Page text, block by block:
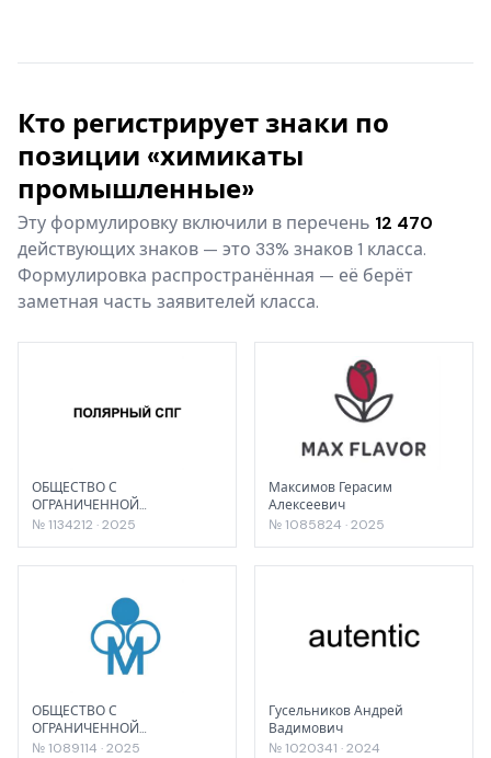
Кто регистрирует знаки по
позиции «химикаты
промышленные»
Эту формулировку включили в перечень 12 470
действующих знаков — это 33% знаков 1 класса.
Формулировка распространённая — её берёт
заметная часть заявителей класса.
ОБЩЕСТВО С
ОГРАНИЧЕННОЙ
ОТВЕТСТВЕННОСТЬЮ "ЯМАЛ
№ 1134212 · 2025
Максимов Герасим
Алексеевич
№ 1085824 · 2025
ОБЩЕСТВО С
ОГРАНИЧЕННОЙ
ОТВЕТСТВЕННОСТЬЮ
№ 1089114 · 2025
Гусельников Андрей
Вадимович
№ 1020341 · 2024